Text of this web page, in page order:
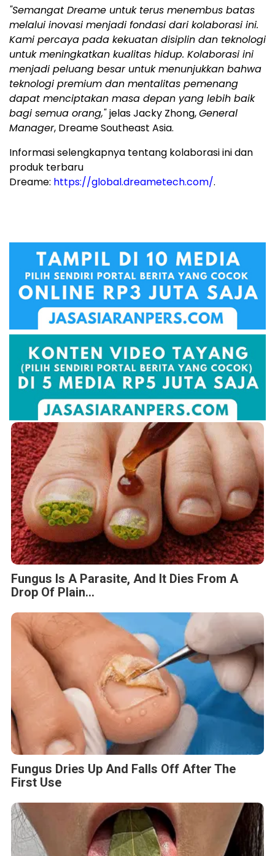
"Semangat Dreame untuk terus menembus batas
melalui inovasi menjadi fondasi dari kolaborasi ini.
Kami percaya pada kekuatan disiplin dan teknologi
untuk meningkatkan kualitas hidup. Kolaborasi ini
menjadi peluang besar untuk menunjukkan bahwa
teknologi premium dan mentalitas pemenang
dapat menciptakan masa depan yang lebih baik
bagi semua orang,"jelas Jacky Zhong,General
Manager, Dreame Southeast Asia.
Informasi selengkapnya tentang kolaborasi ini dan
produk terbaru
Dreame: https://global.dreametech.com/.
Fungus Is A Parasite, And It Dies From A
Drop Of Plain...
Fungus Dries Up And Falls Off After The
First Use